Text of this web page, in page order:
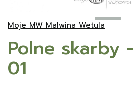
Moje MW Malwina Wetula
Polne skarby
01